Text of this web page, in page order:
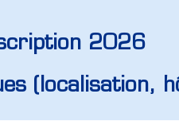
2026
(localisation,